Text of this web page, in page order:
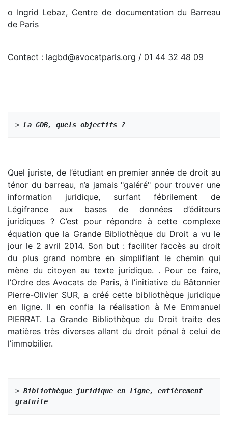
o Ingrid Lebaz, Centre de documentation du Barreau
de Paris
Contact : lagbd@avocatparis.org / 01 44 32 48 09
> La GDB, quels objectifs ?
Quel juriste, de l’étudiant en premier année de droit au
ténor du barreau, n’a jamais "galéré" pour trouver une
information juridique, surfant fébrilement de
Légifrance aux bases de données d’éditeurs
juridiques ? C’est pour répondre à cette complexe
équation que la Grande Bibliothèque du Droit a vu le
jour le 2 avril 2014. Son but : faciliter l’accès au droit
du plus grand nombre en simplifiant le chemin qui
mène du citoyen au texte juridique. . Pour ce faire,
l’Ordre des Avocats de Paris, à l’initiative du Bâtonnier
Pierre-Olivier SUR, a créé cette bibliothèque juridique
en ligne. Il en confia la réalisation à Me Emmanuel
PIERRAT. La Grande Bibliothèque du Droit traite des
matières très diverses allant du droit pénal à celui de
l’immobilier.
> Bibliothèque juridique en ligne, entièrement
gratuite